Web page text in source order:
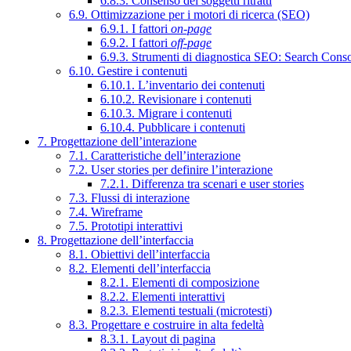
6.9. Ottimizzazione per i motori di ricerca (SEO)
6.9.1. I fattori on-page
6.9.2. I fattori off-page
6.9.3. Strumenti di diagnostica SEO: Search
6.10. Gestire i contenuti
6.10.1. L’inventario dei contenuti
6.10.2. Revisionare i contenuti
6.10.3. Migrare i contenuti
6.10.4. Pubblicare i contenuti
7. Progettazione dell’interazione
7.1. Caratteristiche dell’interazione
7.2. User stories per definire l’interazione
7.2.1. Differenza tra scenari e user stories
7.3. Flussi di interazione
7.4. Wireframe
7.5. Prototipi interattivi
8. Progettazione dell’interfaccia
8.1. Obiettivi dell’interfaccia
8.2. Elementi dell’interfaccia
8.2.1. Elementi di composizione
8.2.2. Elementi interattivi
8.2.3. Elementi testuali (microtesti)
8.3. Progettare e costruire in alta fedeltà
8.3.1. Layout di pagina